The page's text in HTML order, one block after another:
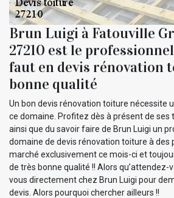
Brun Luigi à Fatouville
27210 est le
faut en devis rénovation
bonne qualité
Un bon devis rénovation toiture nécessite
ce domaine. Profitez dès à présent de ses
ainsi que du savoir faire de Brun Luigi un
domaine de devis rénovation toiture à des
marché exclusivement ce mois-ci et
de très bonne qualité !! Alors qu’attendez-
vous directement chez Brun Luigi pour
devis. Alors pourquoi chercher ailleurs !!